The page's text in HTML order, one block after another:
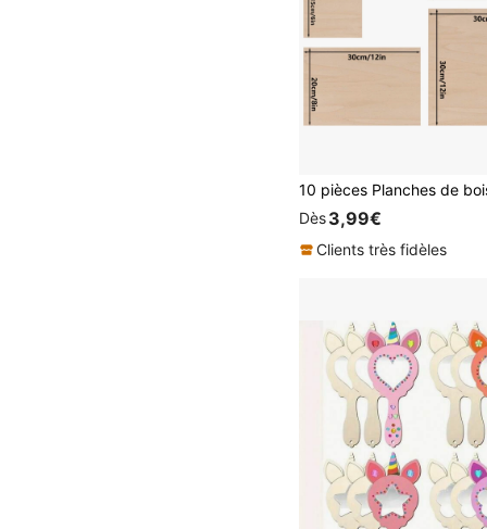
Dès3,99€
Clients très fidèles